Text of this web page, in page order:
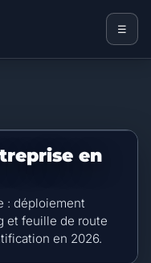
☰
en
: déploiement
et feuille de route
en 2026.